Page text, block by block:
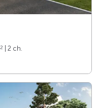
2
| 2 ch.